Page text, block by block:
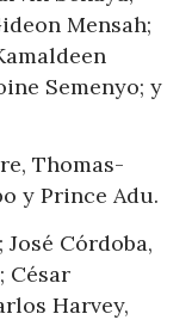
Mensah;
Semenyo; y
Thomas-
y Prince Adu.
Córdoba,
César
Harvey,